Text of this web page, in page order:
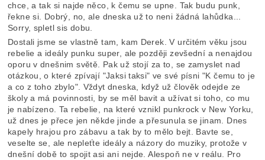
chce, a tak si najde něco, k čemu se upne. Tak budu punk,
řekne si. Dobrý, no, ale dneska už to neni žádná lahůdka...
Sorry, spletl sis dobu.
Dostali jsme se vlastně tam, kam Derek. V určitém věku jsou
rebelie a ideály punku super, ale později zevšední a nenajdou
oporu v dnešnim světě. Pak už stojí za to, se zamyslet nad
otázkou, o které zpívají "Jaksi taksi" ve své písni "K čemu to je
a co z toho zbylo". Vždyt dneska, když už člověk odejde ze
školy a má povinnosti, by se měl bavit a užívat si toho, co mu
je nabízeno. Ta rebelie, na které vznikl punkrock v New Yorku,
už dnes je přece jen někde jinde a přesunula se jinam. Dnes
kapely hrajou pro zábavu a tak by to mělo bejt. Bavte se,
veselte se, ale nepleťte ideály a názory do muziky, protože v
dnešní době to spojit asi ani nejde. Alespoň ne v reálu. Pro